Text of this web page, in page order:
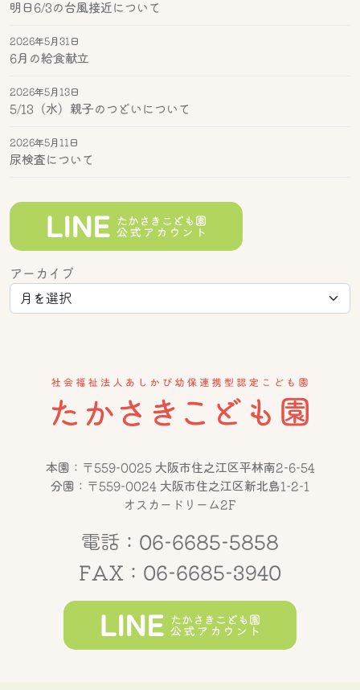
明日6/3の台風接近について
6月の給食献立
2026年5月31日
5/13（水）親子のつどいについて
2026年5月13日
尿検査について
2026年5月11日
アーカイブ
本園：〒559-0025 大阪市住之江区平林南2-6-54
分園：〒559-0024 大阪市住之江区新北島1-2-1
オスカードリーム2F
電話：06-6685-5858
FAX：06-6685-3940